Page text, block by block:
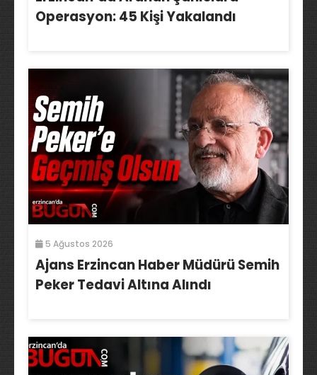
Operasyon: 45 Kişi Yakalandı
5 Ağustos 2026
Ajans Erzincan Haber Müdürü Semih
Peker Tedavi Altına Alındı